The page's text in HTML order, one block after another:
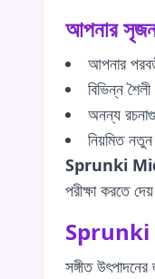
আপনার
আপনার
বিভিন্ন
অনন্য
নিয়মিত
Sprunki
পরীক্ষা করতে
Sprunki
সঙ্গীত